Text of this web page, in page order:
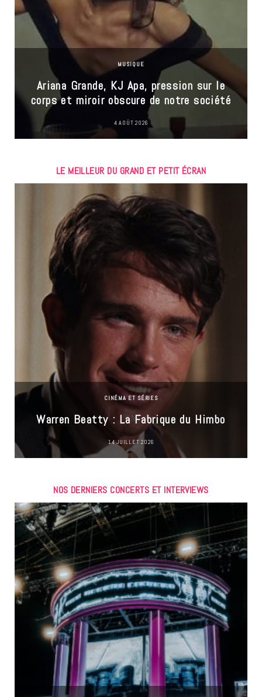
MUSIQUE
Ariana Grande, KJ Apa, pression sur le
corps et miroir obscure de notre société
4 AOÛT 2026
LE MEILLEUR DU GRAND ET PETIT ÉCRAN
CINÉMA ET SÉRIES
Warren Beatty : La Fabrique du Himbo
14 JUILLET 2026
NOS DERNIERS CONCERTS ET INTERVIEWS